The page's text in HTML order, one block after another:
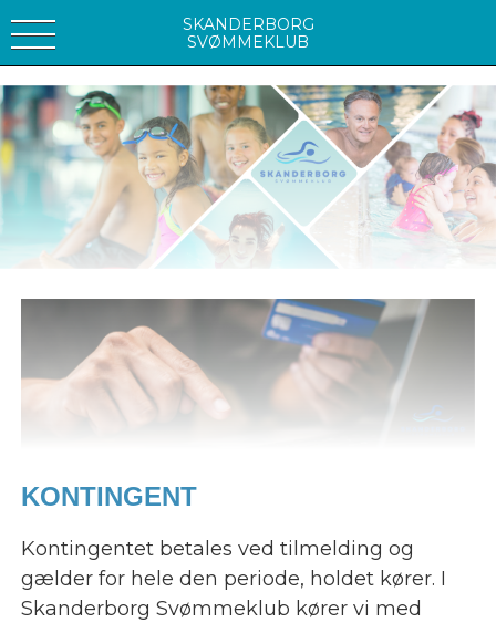
SKANDERBORG
SVØMMEKLUB
KONTINGENT
Kontingentet betales ved tilmelding og
gælder for hele den periode, holdet kører. I
Skanderborg Svømmeklub kører vi med